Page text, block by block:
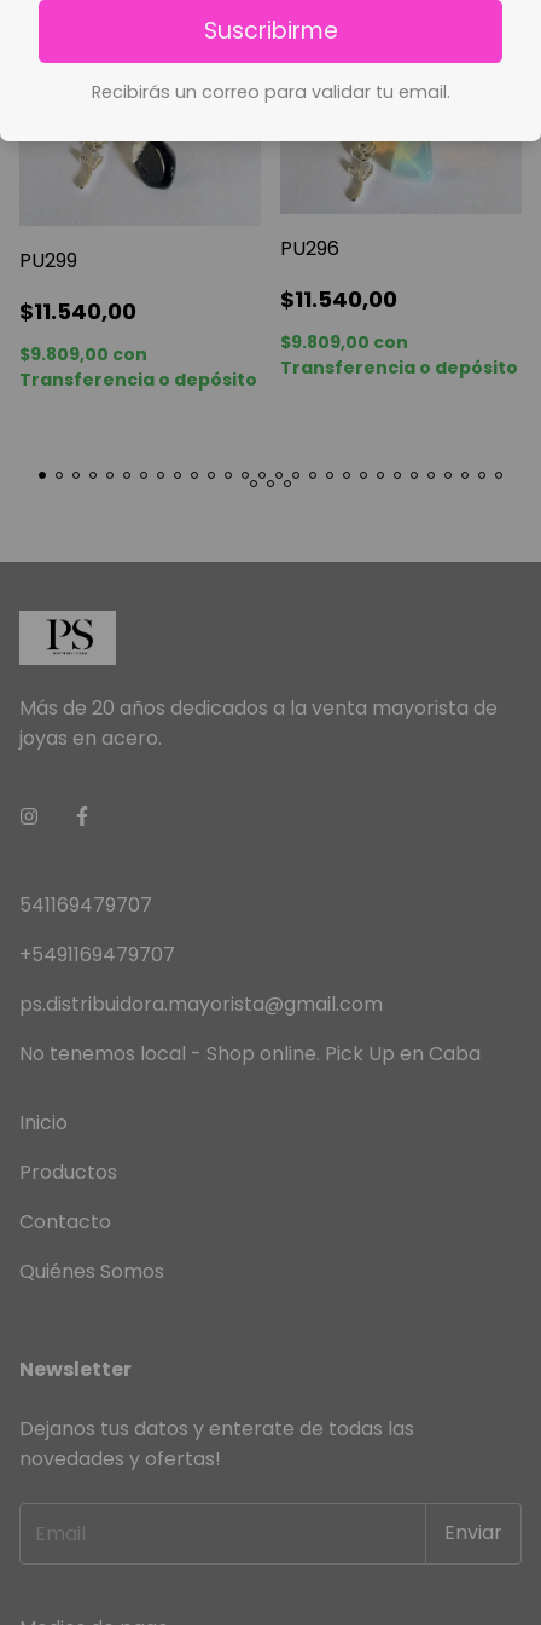
PU299
$11.540,00
$9.809,00 con
Transferencia o depósito
PU296
$11.540,00
$9.809,00 con
Transferencia o depósito
Más de 20 años dedicados a la venta mayorista de
joyas en acero.
541169479707
+5491169479707
ps.distribuidora.mayorista@gmail.com
No tenemos local - Shop online. Pick Up en Caba
Inicio
Productos
Contacto
Quiénes Somos
Newsletter
Dejanos tus datos y enterate de todas las
novedades y ofertas!
Suscribirme
Recibirás un correo para validar tu email.